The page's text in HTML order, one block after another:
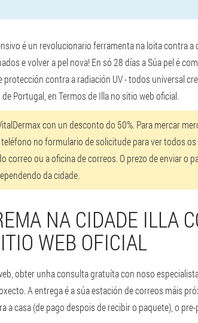
é un revolucionario ferramenta na loita contra a
e volver a pel nova! En só 28 días a Súa pel é
contra a radiación UV - todos universal
Portugal, en Termos de Illa no sitio web oficial.
con un desconto do 50%. Para mercar
no formulario de solicitude para ver todos os
correo ou a oficina de correos. O prezo de enviar o
da cidade.
NA CIDADE ILLA
WEB OFICIAL
obter unha consulta gratuíta con noso
A entrega é a súa estación de correos máis
a casa (de pago despois de recibir o paquete), o pre-